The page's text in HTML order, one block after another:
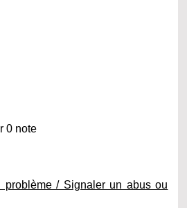
0 note
problème / Signaler un abus ou